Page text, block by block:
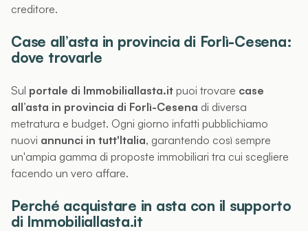
creditore.
Case all’asta in provincia di Forlì-Cesena:
dove trovarle
Sul portale di Immobiliallasta.it puoi trovare case
all’asta in provincia di Forlì-Cesena di diversa
metratura e budget. Ogni giorno infatti pubblichiamo
nuovi annunci in tutt'Italia, garantendo così sempre
un'ampia gamma di proposte immobiliari tra cui scegliere
facendo un vero affare.
Perché acquistare in asta con il supporto
di Immobiliallasta.it